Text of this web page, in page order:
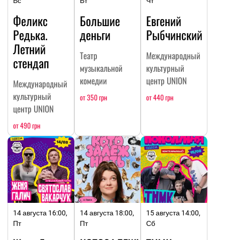
Феликс
Редька.
Летний
стендап
Международный
культурный
центр UNION
от 490 грн
Большие
деньги
Театр
музыкальной
комедии
от 350 грн
Евгений
Рыбчинский
Международный
культурный
центр UNION
от 440 грн
14 августа 16:00,
Пт
14 августа 18:00,
Пт
15 августа 14:00,
Сб